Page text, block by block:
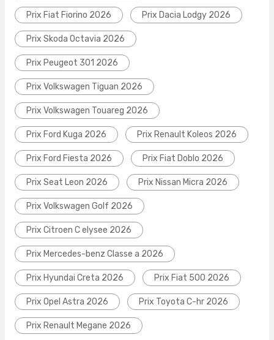
Prix Fiat Fiorino 2026 Prix Dacia Lodgy 2026
Prix Skoda Octavia 2026
Prix Peugeot 301 2026
Prix Volkswagen Tiguan 2026
Prix Volkswagen Touareg 2026
Prix Ford Kuga 2026 Prix Renault Koleos 2026
Prix Ford Fiesta 2026 Prix Fiat Doblo 2026
Prix Seat Leon 2026 Prix Nissan Micra 2026
Prix Volkswagen Golf 2026
Prix Citroen C elysee 2026
Prix Mercedes-benz Classe a 2026
Prix Hyundai Creta 2026 Prix Fiat 500 2026
Prix Opel Astra 2026 Prix Toyota C-hr 2026
Prix Renault Megane 2026